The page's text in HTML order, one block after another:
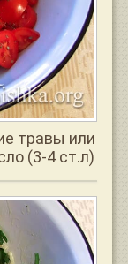
травы или
(3-4 ст.л)